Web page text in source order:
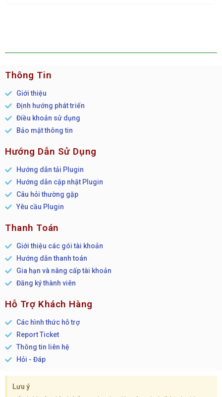
Thông Tin
Giới thiệu
Định hướng phát triển
Điều khoản sử dụng
Bảo mật thông tin
Hướng Dẫn Sử Dụng
Hướng dẫn tải Plugin
Hướng dẫn cập nhật Plugin
Câu hỏi thường gặp
Yêu cầu Plugin
Thanh Toán
Giới thiệu các gói tài khoản
Hướng dẫn thanh toán
Gia hạn và nâng cấp tài khoản
Đăng ký thành viên
Hỗ Trợ Khách Hàng
Các hình thức hỗ trợ
Report Ticket
Thông tin liên hệ
Hỏi - Đáp
Lưu ý